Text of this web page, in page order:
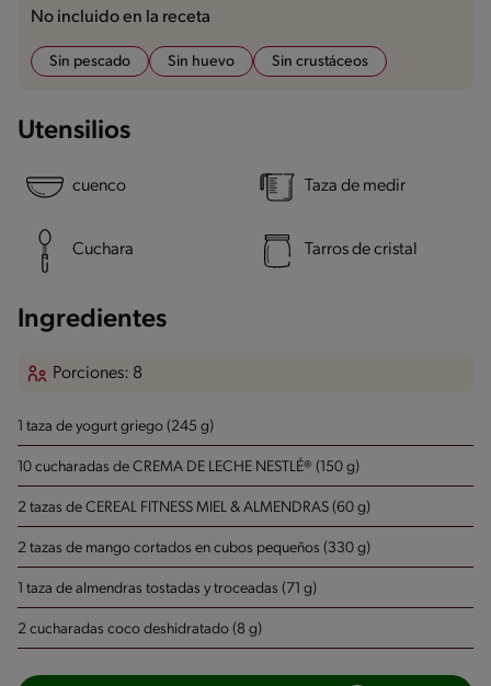
No incluido en la receta
Sin pescado Sin huevo Sin crustáceos
Utensilios
cuenco Taza de medir
Cuchara Tarros de cristal
Ingredientes
Porciones: 8
1 taza de yogurt griego (245 g)
10 cucharadas de CREMA DE LECHE NESTLÉ® (150 g)
2 tazas de CEREAL FITNESS MIEL & ALMENDRAS (60 g)
2 tazas de mango cortados en cubos pequeños (330 g)
1 taza de almendras tostadas y troceadas (71 g)
2 cucharadas coco deshidratado (8 g)